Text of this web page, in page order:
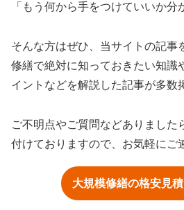
「もう何から手をつけていいか分
そんな方はぜひ、当サイトの記事
修繕で絶対に知っておきたい知識
イントなどを解説した記事が多数
ご不明点やご質問などありました
付けておりますので、お気軽にご
大規模修繕の格安見